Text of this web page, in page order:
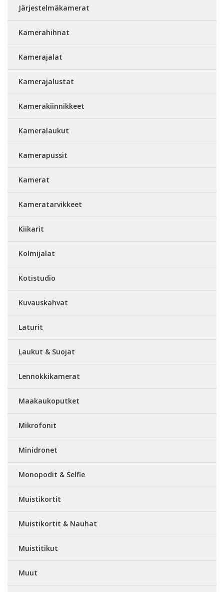
Järjestelmäkamerat
Kamerahihnat
Kamerajalat
Kamerajalustat
Kamerakiinnikkeet
Kameralaukut
Kamerapussit
Kamerat
Kameratarvikkeet
Kiikarit
Kolmijalat
Kotistudio
Kuvauskahvat
Laturit
Laukut & Suojat
Lennokkikamerat
Maakaukoputket
Mikrofonit
Minidronet
Monopodit & Selfie
Muistikortit
Muistikortit & Nauhat
Muistitikut
Muut